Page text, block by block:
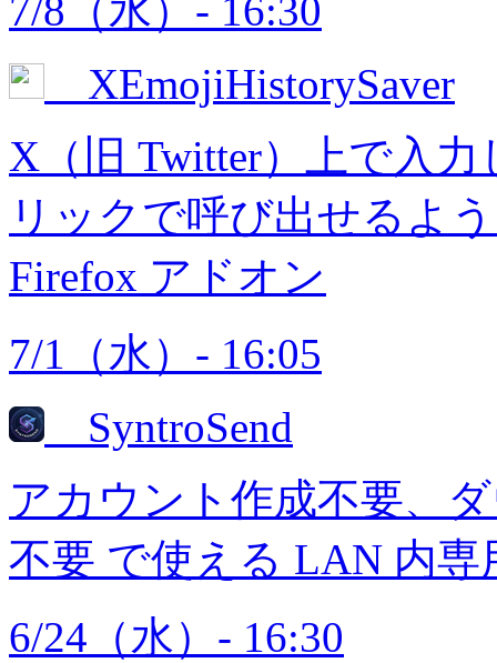
7/8（水）- 16:30
XEmojiHistorySaver
X（旧 Twitter）上で入
リックで呼び出せるよ
Firefox アドオン
7/1（水）- 16:05
SyntroSend
アカウント作成不要、
不要 で使える LAN 内
6/24（水）- 16:30